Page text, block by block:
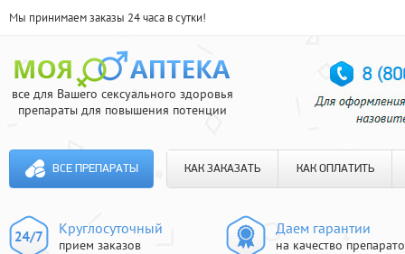
Мы принимаем заказы 24 часа в сутки!
все для Вашего сексуального здоровья
препараты для повышения потенции
ВСЕ ПРЕПАРАТЫ КАК ЗАКАЗАТЬ КАК ОПЛАТИТЬ
Круглосуточный
прием заказов
Даем гарантии
на качество